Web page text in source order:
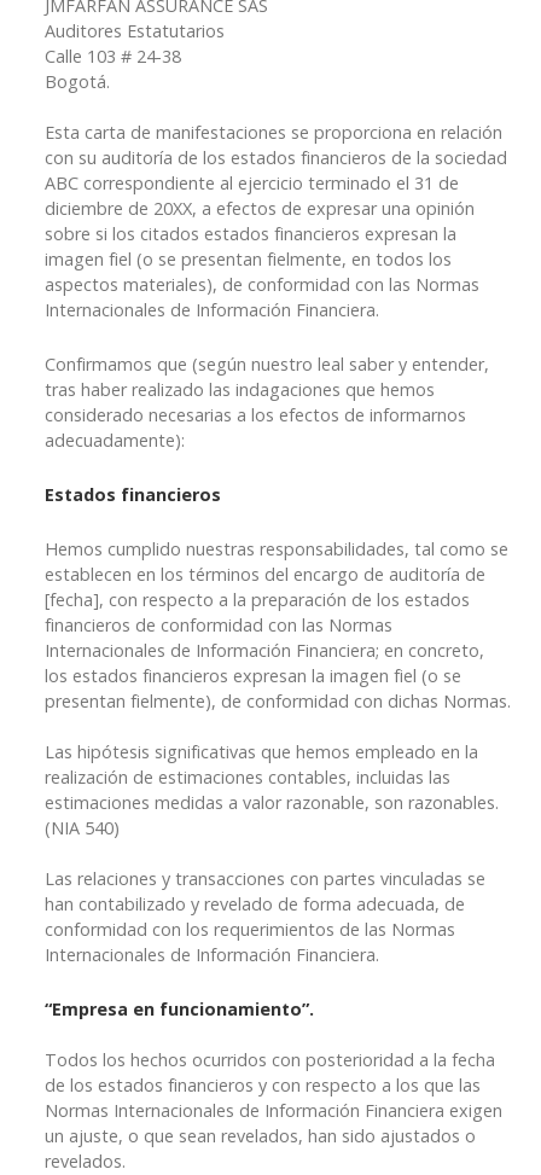
JMFARFAN ASSURANCE SAS
Auditores Estatutarios
Calle 103 # 24-38
Bogotá.
Esta carta de manifestaciones se proporciona en relación
con su auditoría de los estados financieros de la sociedad
ABC correspondiente al ejercicio terminado el 31 de
diciembre de 20XX, a efectos de expresar una opinión
sobre si los citados estados financieros expresan la
imagen fiel (o se presentan fielmente, en todos los
aspectos materiales), de conformidad con las Normas
Internacionales de Información Financiera.
Confirmamos que (según nuestro leal saber y entender,
tras haber realizado las indagaciones que hemos
considerado necesarias a los efectos de informarnos
adecuadamente):
Estados financieros
Hemos cumplido nuestras responsabilidades, tal como se
establecen en los términos del encargo de auditoría de
[fecha], con respecto a la preparación de los estados
financieros de conformidad con las Normas
Internacionales de Información Financiera; en concreto,
los estados financieros expresan la imagen fiel (o se
presentan fielmente), de conformidad con dichas Normas.
Las hipótesis significativas que hemos empleado en la
realización de estimaciones contables, incluidas las
estimaciones medidas a valor razonable, son razonables.
(NIA 540)
Las relaciones y transacciones con partes vinculadas se
han contabilizado y revelado de forma adecuada, de
conformidad con los requerimientos de las Normas
Internacionales de Información Financiera.
“Empresa en funcionamiento”.
Todos los hechos ocurridos con posterioridad a la fecha
de los estados financieros y con respecto a los que las
Normas Internacionales de Información Financiera exigen
un ajuste, o que sean revelados, han sido ajustados o
revelados.